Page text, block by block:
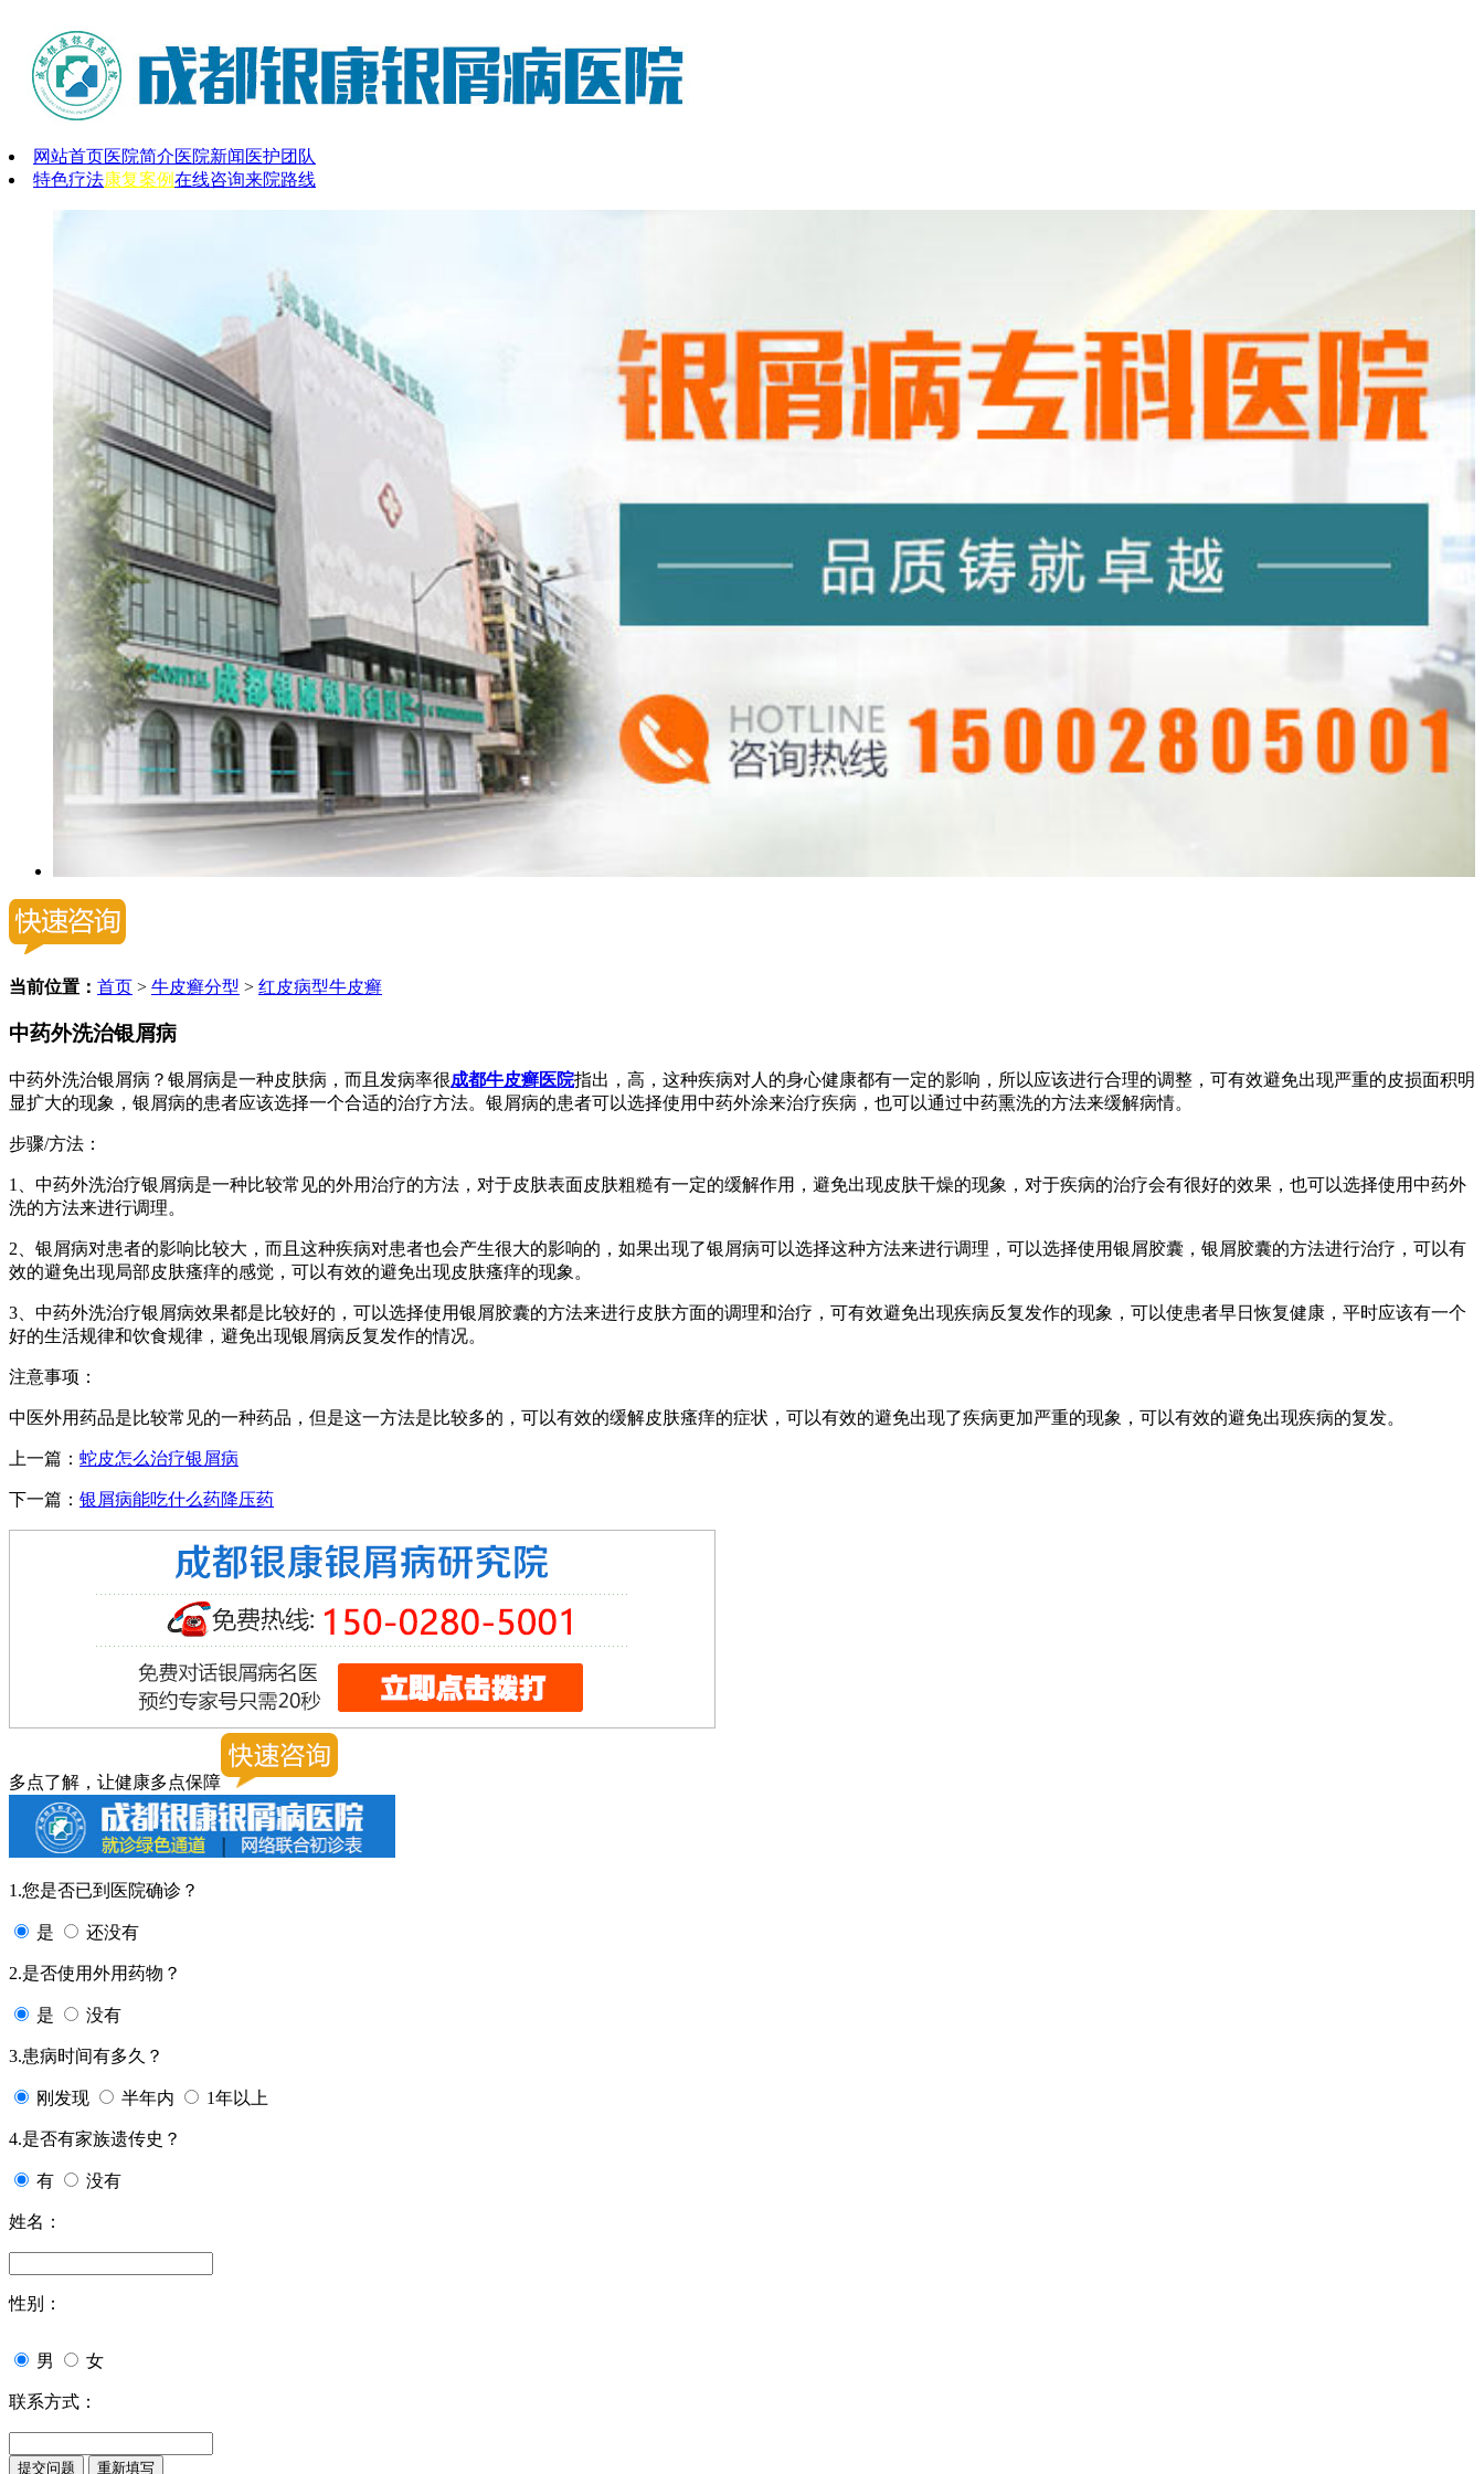
网站首页医院简介医院新闻 医护团队
特色疗法康复案例在线咨询来院路线
当前位置： 首页 > 牛皮癣分型 > 红皮病型牛皮癣
中药外洗治银屑病
中药外洗治银屑病？银屑病是一种皮肤病，而且发病率很成都牛皮癣医院指出，高，这种疾病对人的身心健康都有一定的影响，所以应该进行合理的调整，可有效避免出现严重的皮损面积明
显扩大的现象，银屑病的患者应该选择一个合适的治疗方法。银屑病的患者可以选择使用中药外涂来治疗疾病，也可以通过中药熏洗的方法来缓解病情。
步骤/方法：
1、中药外洗治疗银屑病是一种比较常见的外用治疗的方法，对于皮肤表面皮肤粗糙有一定的缓解作用，避免出现皮肤干燥的现象，对于疾病的治疗会有很好的效果，也可以选择使用中药外
洗的方法来进行调理。
2、银屑病对患者的影响比较大，而且这种疾病对患者也会产生很大的影响的，如果出现了银屑病可以选择这种方法来进行调理，可以选择使用银屑胶囊，银屑胶囊的方法进行治疗，可以有
效的避免出现局部皮肤瘙痒的感觉，可以有效的避免出现皮肤瘙痒的现象。
3、中药外洗治疗银屑病效果都是比较好的，可以选择使用银屑胶囊的方法来进行皮肤方面的调理和治疗，可有效避免出现疾病反复发作的现象，可以使患者早日恢复健康，平时应该有一个
好的生活规律和饮食规律，避免出现银屑病反复发作的情况。
注意事项：
中医外用药品是比较常见的一种药品，但是这一方法是比较多的，可以有效的缓解皮肤瘙痒的症状，可以有效的避免出现了疾病更加严重的现象，可以有效的避免出现疾病的复发。
上一篇： 蛇皮怎么治疗银屑病
下一篇： 银屑病能吃什么药降压药
多点了解，让健康多点保障
1.您是否已到医院确诊？
是 还没有
2.是否使用外用药物？
是 没有
3.患病时间有多久？
刚发现 半年内 1年以上
4.是否有家族遗传史？
有 没有
姓名：
性别：
男 女
联系方式：